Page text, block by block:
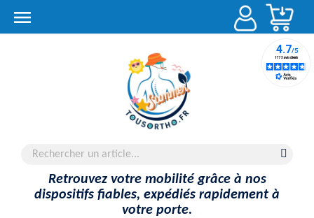

Retrouvez votre mobilité grâce à nos
dispositifs fiables, expédiés rapidement à
votre porte.